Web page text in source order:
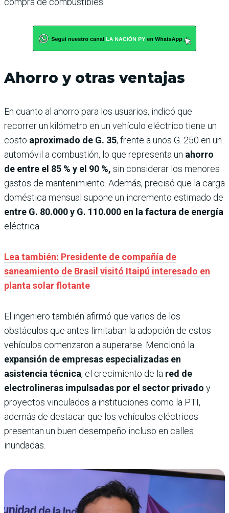
Ahorro y otras ventajas
En cuanto al ahorro para los usuarios, indicó que
recorrer un kilómetro en un vehículo eléctrico tiene un
costo aproximado de G. 35, frente a unos G. 250 en un
automóvil a combustión, lo que representa un ahorro
de entre el 85 % y el 90 %, sin considerar los menores
gastos de mantenimiento. Además, precisó que la carga
doméstica mensual supone un incremento estimado de
entre G. 80.000 y G. 110.000 en la factura de energía
eléctrica.
Lea también: Presidente de compañía de
saneamiento de Brasil visitó Itaipú interesado en
planta solar flotante
El ingeniero también afirmó que varios de los
obstáculos que antes limitaban la adopción de estos
vehículos comenzaron a superarse. Mencionó la
expansión de empresas especializadas en
asistencia técnica, el crecimiento de la red de
electrolineras impulsadas por el sector privado y
proyectos vinculados a instituciones como la PTI,
además de destacar que los vehículos eléctricos
presentan un buen desempeño incluso en calles
inundadas.